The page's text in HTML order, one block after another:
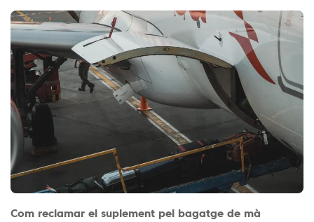
Com reclamar el suplement pel bagatge de mà